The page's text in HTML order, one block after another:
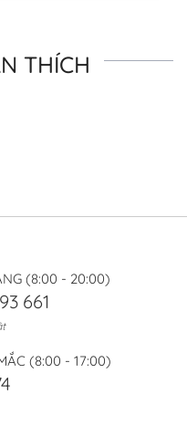
THÍCH
(8:00 - 20:00)
661
(8:00 - 17:00)